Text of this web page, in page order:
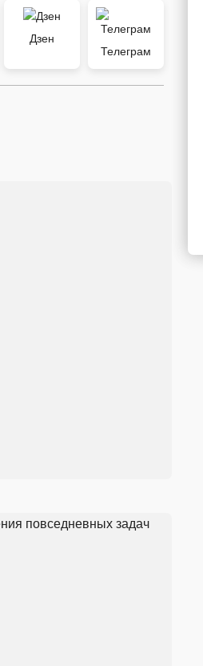
Дзен
Телеграм